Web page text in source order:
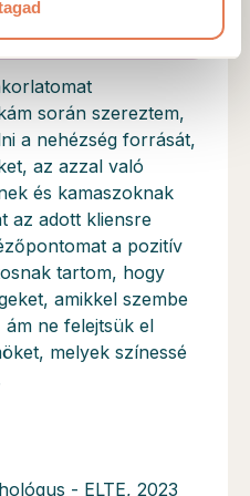
és
során szereztem,
a nehézség forrását,
az azzal való
és kamaszoknak
az adott kliensre
a pozitív
tartom, hogy
amikkel szembe
ne felejtsük el
melyek színessé
- ELTE, 2023